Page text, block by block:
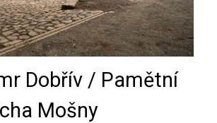
Dobřív / Pamětní
Mošny